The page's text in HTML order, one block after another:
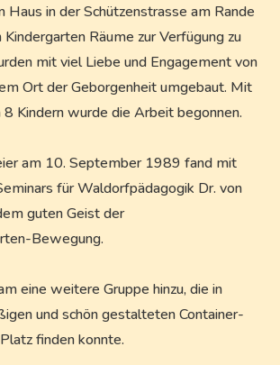
Haus in der Schützenstrasse am Rande
Räume zur Verfügung zu
mit viel Liebe und Engagement von
Ort der Geborgenheit umgebaut. Mit
8 Kindern wurde die Arbeit begonnen.
am 10. September 1989 fand mit
für Waldorfpädagogik Dr. von
guten Geist der
Bewegung.
eine weitere Gruppe hinzu, die in
und schön gestalteten Container-
finden konnte.